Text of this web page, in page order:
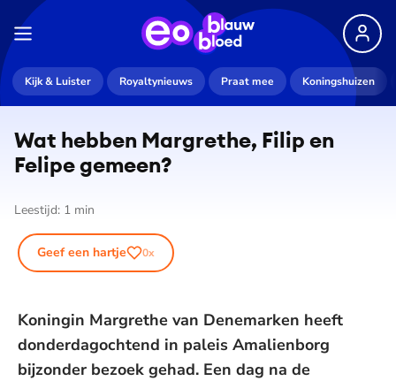
Kijk & Luister Royaltynieuws Praat mee Koningshuizen
Wat hebben Margrethe, Filip en
Felipe gemeen?
Leestijd: 1 min
Geef een hartje 0x
Koningin Margrethe van Denemarken heeft
donderdagochtend in paleis Amalienborg
bijzonder bezoek gehad. Een dag na de